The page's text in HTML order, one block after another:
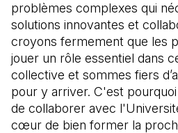
problèmes complexes qui
solutions innovantes et
croyons fermement que les
jouer un rôle essentiel dans
collective et sommes fiers
pour y arriver. C'est
de collaborer avec
cœur de bien former la